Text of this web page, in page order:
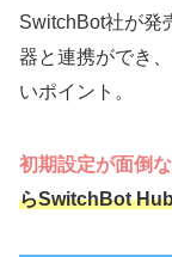
SwitchBot社が発
器と連携ができ
いポイント。
初期設定が面倒
らSwitchBot